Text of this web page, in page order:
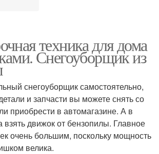
техника для дома
Снегоуборщик из
снегоуборщик самостоятельно,
и запчасти вы можете снять со
приобрести в автомагазине. А в
взять движок от бензопилы. Главное
очень большим, поскольку мощность
велика.